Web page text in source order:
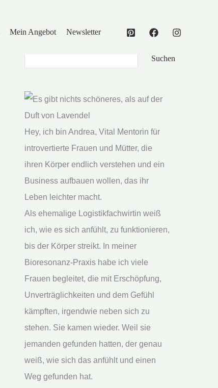
Mein Angebot Newsletter
Suchen
Hey, ich bin Andrea, Vital Mentorin für
introvertierte Frauen und Mütter, die
ihren Körper endlich verstehen und ein
Business aufbauen wollen, das ihr
Leben leichter macht.
Als ehemalige Logistikfachwirtin weiß
ich, wie es sich anfühlt, zu funktionieren,
bis der Körper streikt. In meiner
Bioresonanz-Praxis habe ich viele
Frauen begleitet, die mit Erschöpfung,
Unverträglichkeiten und dem Gefühl
kämpften, irgendwie neben sich zu
stehen. Sie kamen wieder. Weil sie
jemanden gefunden hatten, der genau
weiß, wie sich das anfühlt und einen
Weg gefunden hat.